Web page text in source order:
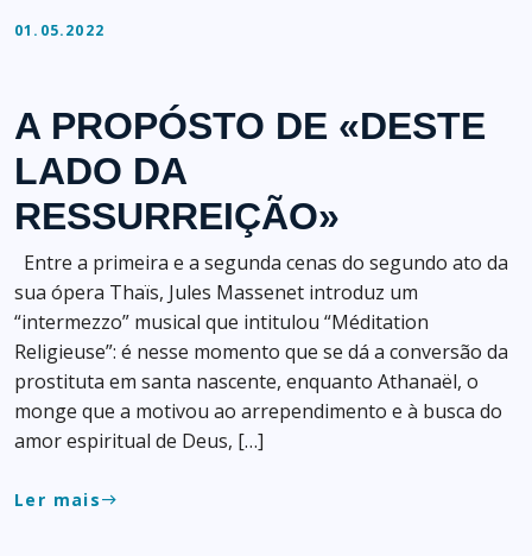
01.05.2022
A PROPÓSTO DE «DESTE
LADO DA
RESSURREIÇÃO»
Entre a primeira e a segunda cenas do segundo ato da
sua ópera Thaïs, Jules Massenet introduz um
“intermezzo” musical que intitulou “Méditation
Religieuse”: é nesse momento que se dá a conversão da
prostituta em santa nascente, enquanto Athanaël, o
monge que a motivou ao arrependimento e à busca do
amor espiritual de Deus, […]
Ler maiseast